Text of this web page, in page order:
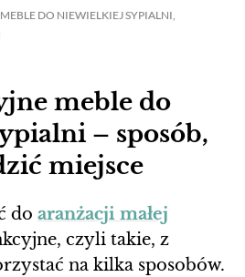
DO NIEWIELKIEJ SYPIALNI,
meble do
– sposób,
miejsce
do aranżacji małej
czyli takie, z
na kilka sposobów.